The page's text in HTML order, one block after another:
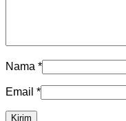
Nama *
Email *